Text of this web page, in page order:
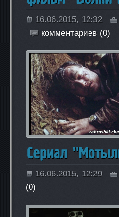
16.06.2015, 12:32
комментариев (0)
16.06.2015, 12:29
(0)